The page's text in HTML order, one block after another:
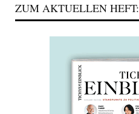
ZUM AKTUELLEN HEFT: